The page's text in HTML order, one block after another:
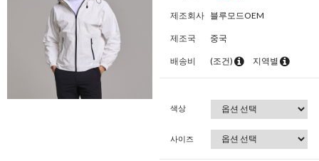
제조회사 블루모드OEM
제조국 중국
배송비 (조건) 지역별
색상
사이즈